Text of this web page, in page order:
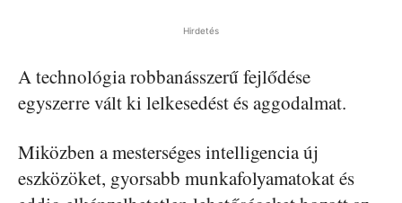
Hirdetés
A technológia robbanásszerű fejlődése
egyszerre vált ki lelkesedést és aggodalmat.
Miközben a mesterséges intelligencia új
eszközöket, gyorsabb munkafolyamatokat és